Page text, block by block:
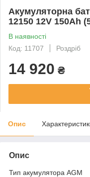
Акумуляторна
12150 12V 150Ah
В наявності
Код: 11707
Роздріб
14 920 ₴
Опис
Опис
Тип акумулятора AGM